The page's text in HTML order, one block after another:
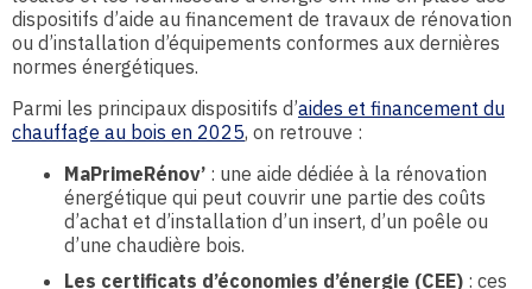
dispositifs d’aide au financement de travaux de rénovation
ou d’installation d’équipements conformes aux dernières
normes énergétiques.
Parmi les principaux dispositifs d’aides et financement du
chauffage au bois en 2025, on retrouve :
MaPrimeRénov’ : une aide dédiée à la rénovation
énergétique qui peut couvrir une partie des coûts
d’achat et d’installation d’un insert, d’un poêle ou
d’une chaudière bois.
Les certificats d’économies d’énergie (CEE) : ces